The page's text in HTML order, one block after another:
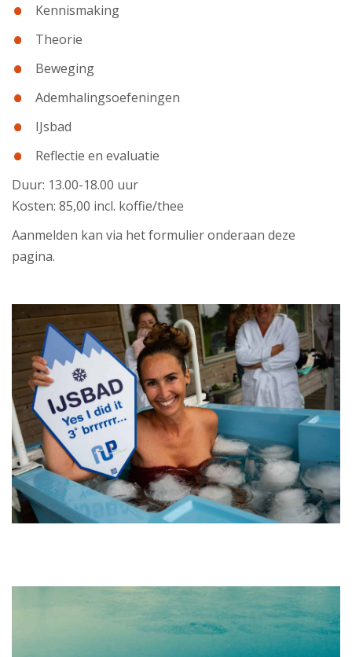
Kennismaking
Theorie
Beweging
Ademhalingsoefeningen
IJsbad
Reflectie en evaluatie
Duur: 13.00-18.00 uur
Kosten: 85,00 incl. koffie/thee
Aanmelden kan via het formulier onderaan deze
pagina.